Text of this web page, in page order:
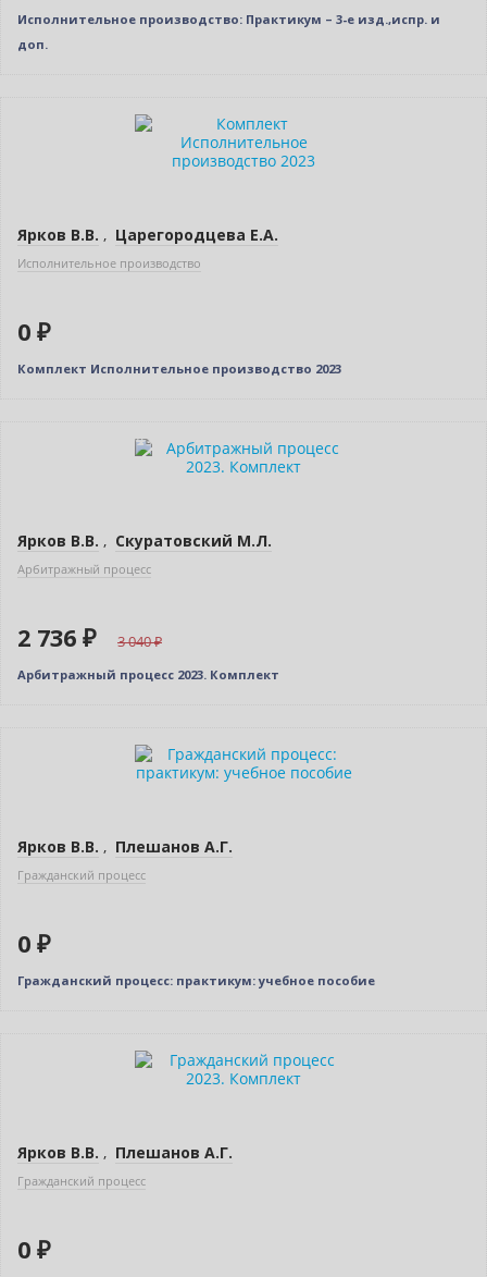
Исполнительное производство: Практикум – 3-е изд.,испр. и
доп.
Ярков В.В. , Царегородцева Е.А.
Исполнительное производство
0 ₽
Комплект Исполнительное производство 2023
–10% (скидка 304 ₽)
Ярков В.В. , Скуратовский М.Л.
Арбитражный процесс
2 736 ₽ 3 040
Арбитражный процесс 2023. Комплект
Ярков В.В. , Плешанов А.Г.
Гражданский процесс
0 ₽
Гражданский процесс: практикум: учебное пособие
Ярков В.В. , Плешанов А.Г.
Гражданский процесс
0 ₽